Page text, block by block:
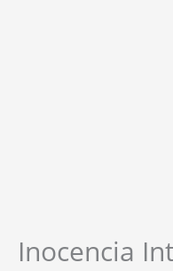
Inocencia